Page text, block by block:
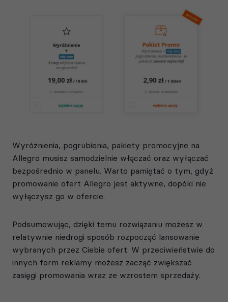
Wyróżnienia, pogrubienia, pakiety promocyjne na
Allegro musisz samodzielnie włączać oraz wyłączać
bezpośrednio w panelu. Warto pamiętać o tym, gdyż
promowanie ofert Allegro jest aktywne, dopóki nie
wyłączysz go w ofercie.
Podsumowując, dzięki temu rozwiązaniu możesz w
relatywnie niedrogi sposób rozpocząć lansowanie
wybranych przez Ciebie ofert. W przeciwieństwie do
innych form reklamy możesz zacząć zwiększać
zasięgi promowania wraz ze wzrostem sprzedaży.